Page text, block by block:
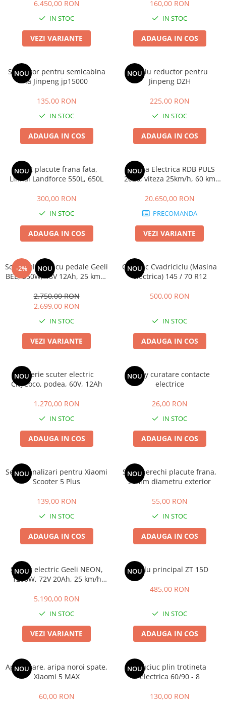
Toate accesoriile la Triciclete
Essential, M365, 1S
PRO / PRO2
Scooter 4 Ultra
Piese Xiaomi Scooter 5
Piese Xiaomi Scooter Elite
Piese Xiaomi Scooter 5 PLUS
Piese Xiaomi Scooter 5 PRO
Piese Xiaomi Scooter 5 MAX
Piese Xiaomi Scooter 6 PRO
Piese Xiaomi Scooter 6 MAX
Piese Xiaomi Scooter 6
Accesorii Trotinete
Piese Segway/Ninebot
ES1, ES2, ES3
Ninebot Segway ZT3 PRO
CIV INCLUS
6.450,00 RON
IN STOC
VEZI VARIANTE
160,00 RON
IN STOC
ADAUGA IN COS
NOU
Stergator pentru semicabina
la Jinpeng jp15000
135,00 RON
IN STOC
ADAUGA IN COS
NOU
Cablu reductor pentru
Jinpeng DZH
225,00 RON
IN STOC
ADAUGA IN COS
NOU
Set 2 placute frana fata,
Linhai Landforce 550L, 650L
300,00 RON
IN STOC
ADAUGA IN COS
NOU
Masina Electrica RDB PULS
2026, viteza 25km/h, 60 km
72V
20.650,00 RON
PRECOMANDA
VEZI VARIANTE
-2% NOU
Scuter electric cu pedale Geeli
BEE, 350W, 48V 12Ah, 25 km/h
autonomie până la 38 km, CIV
RAR inclus
2.750,00 RON
2.699,00 RON
IN STOC
VEZI VARIANTE
NOU
Cauciuc Cvadriciclu (Masina
electrica) 145 / 70 R12
500,00 RON
IN STOC
ADAUGA IN COS
NOU
Baterie scuter electric
CityCoco, podea, 60V, 12Ah
1.270,00 RON
IN STOC
ADAUGA IN COS
NOU
Spray curatare contacte
electrice
26,00 RON
IN STOC
ADAUGA IN COS
NOU
Set semnalizari pentru Xiaomi
Scooter 5 Plus
139,00 RON
IN STOC
ADAUGA IN COS
NOU
Set 2 perechi placute frana,
20mm diametru exterior
55,00 RON
IN STOC
ADAUGA IN COS
NOU
Scuter electric Geeli NEON,
1200W, 72V 20Ah, 25 km/h
autonomie până la 58 km, CIV
5.190,00 RON
IN STOC
VEZI VARIANTE
NOU
Cablu principal ZT 15D
485,00 RON
IN STOC
ADAUGA IN COS
NOU
Aparatoare, aripa noroi spate,
Xiaomi 5 MAX
60,00 RON
NOU
Cauciuc plin trotineta
electrica 60/90 - 8
130,00 RON